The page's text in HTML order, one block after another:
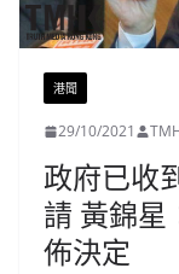
港聞
29/10/2021
政府已收
請 黃錦星
佈決定